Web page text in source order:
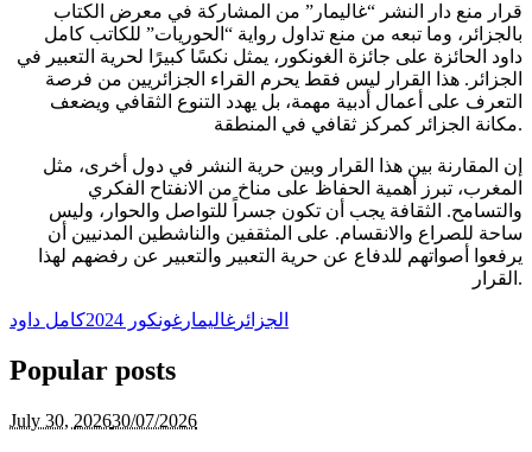
قرار منع دار النشر “غاليمار” من المشاركة في معرض الكتاب
بالجزائر، وما تبعه من منع تداول رواية “الحوريات” للكاتب كامل
داود الحائزة على جائزة الغونكور، يمثل نكسًا كبيرًا لحرية التعبير في
الجزائر. هذا القرار ليس فقط يحرم القراء الجزائريين من فرصة
التعرف على أعمال أدبية مهمة، بل يهدد التنوع الثقافي ويضعف
مكانة الجزائر كمركز ثقافي في المنطقة.
إن المقارنة بين هذا القرار وبين حرية النشر في دول أخرى، مثل
المغرب، تبرز أهمية الحفاظ على مناخ من الانفتاح الفكري
والتسامح. الثقافة يجب أن تكون جسراً للتواصل والحوار، وليس
ساحة للصراع والانقسام. على المثقفين والناشطين المدنيين أن
يرفعوا أصواتهم للدفاع عن حرية التعبير والتعبير عن رفضهم لهذا
القرار.
الجزائر غاليمار غونكور 2024 كامل داود
Popular posts
July 30, 202630/07/2026